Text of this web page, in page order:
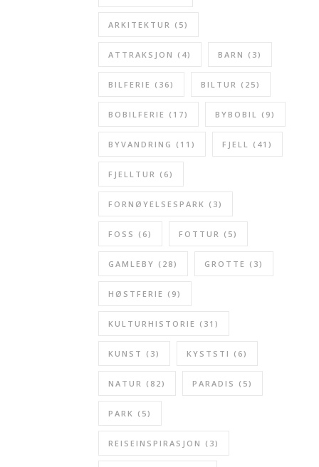
ARKITEKTUR (5)
ATTRAKSJON (4) BARN (3)
BILFERIE (36) BILTUR (25)
BOBILFERIE (17) BYBOBIL (9)
BYVANDRING (11) FJELL (41)
FJELLTUR (6)
FORNØYELSESPARK (3)
FOSS (6) FOTTUR (5)
GAMLEBY (28) GROTTE (3)
HØSTFERIE (9)
KULTURHISTORIE (31)
KUNST (3) KYSTSTI (6)
NATUR (82) PARADIS (5)
PARK (5)
REISEINSPIRASJON (3)